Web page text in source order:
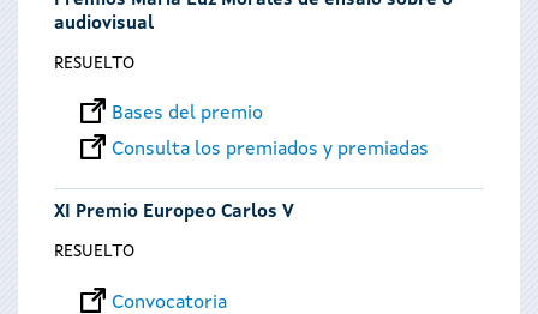
audiovisual
RESUELTO
Bases del premio
Consulta los premiados y premiadas
XI Premio Europeo Carlos V
RESUELTO
Convocatoria